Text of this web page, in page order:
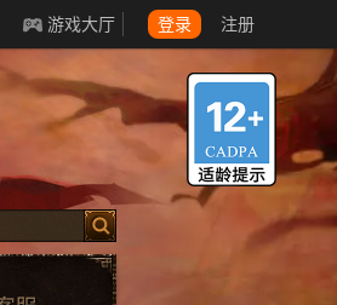
游戏大厅 登录 注册